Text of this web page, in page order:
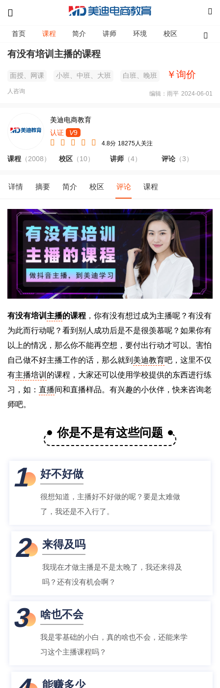
首页 课程 简介 讲师 环境 校区 资讯
有没有培训主播的课程
面授、网课 小班、中班、大班 白班、晚班 ￥询价
人咨询 2024-06-01
编辑：雨平
美迪电商教育
认证
V9
4.8分 18275人关注
课程 （2008） 校区（10） 讲师 （4） 评论（3）
详情 摘要 简介 校区 评论 课程
有没有培训 主播的课程 ，你有没有想过成为主播呢？有没有
为此而行动呢？看到别人成功后是不是很羡慕呢？如果你有
以上的情况，那么你不能再空想，要付出行动才可以。害怕
自己做不好主播工作的话，那么就到 美迪教育吧，这里不仅
有主播培训 的课程，大家还可以使用学校提供的东西进行练
习，如： 直播间和直播样品。有兴趣的小伙伴，快来咨询老
师吧。
你是不是有这些问题
1 好不好做
很想知道，主播好不好做的呢？要是太难做
了，我还是不入行了。
2 来得及吗
我现在才做主播是不是太晚了，我还来得及
吗？还有没有机会啊？
3 啥也不会
我是零基础的小白，真的啥也不会，还能来学
习这个主播课程吗？
能赚多少